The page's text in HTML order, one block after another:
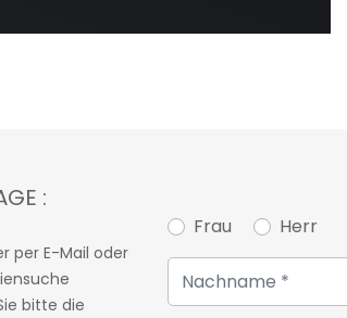
:
per E-Mail oder
bitte die
Frau Herr